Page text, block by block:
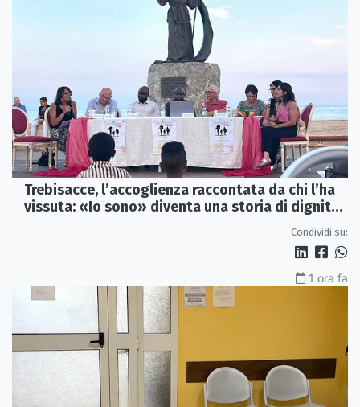
Trebisacce, l’accoglienza raccontata da chi l’ha
vissuta: «Io sono» diventa una storia di dignità
Condividi su:
1 ora fa